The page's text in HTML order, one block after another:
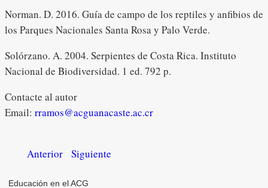
Norman. D. 2016. Guía de campo de los reptiles y anfibios de
los Parques Nacionales Santa Rosa y Palo Verde.
Solórzano. A. 2004. Serpientes de Costa Rica. Instituto
Nacional de Biodiversidad. 1 ed. 792 p.
Contacte al autor
Email: rramos@acguanacaste.ac.cr
Anterior Siguiente
Educación en el ACG